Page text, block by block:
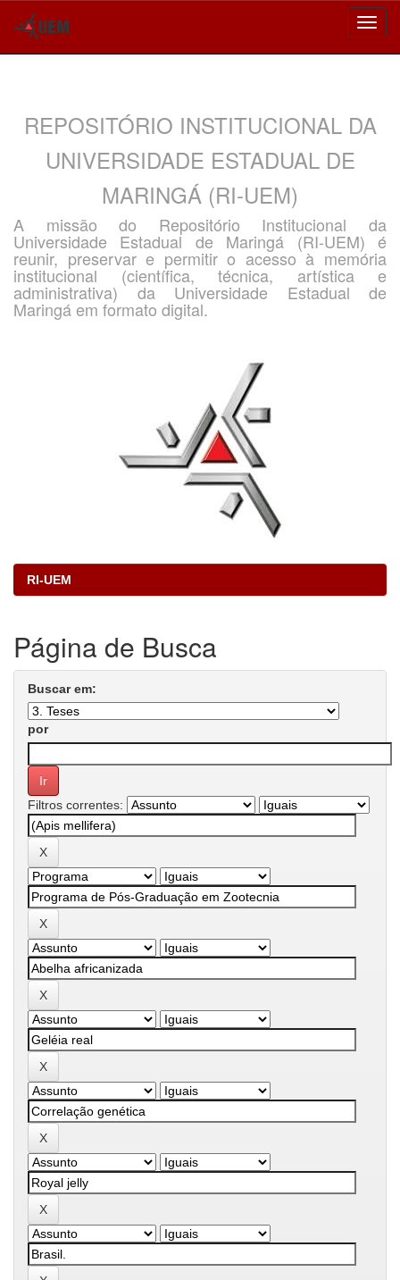
REPOSITÓRIO INSTITUCIONAL DA
UNIVERSIDADE ESTADUAL DE
MARINGÁ (RI-UEM)
A missão do Repositório Institucional da
Universidade Estadual de Maringá (RI-UEM) é
reunir, preservar e permitir o acesso à memória
institucional (científica, técnica, artística e
administrativa) da Universidade Estadual de
Maringá em formato digital.
RI-UEM
Página de Busca
Buscar em:
por
Filtros correntes: